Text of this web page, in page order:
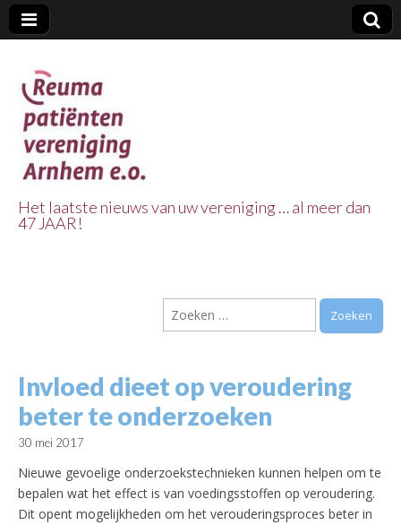
Vereniging
Arnhem e.o.
Het laatste nieuws van uw vereniging … al meer dan
47 JAAR!
Zoeken
naar:
Invloed dieet op veroudering
beter te onderzoeken
30 mei 2017
Nieuwe gevoelige onderzoekstechnieken kunnen helpen om te
bepalen wat het effect is van voedingsstoffen op veroudering.
Dit opent mogelijkheden om het verouderingsproces beter in